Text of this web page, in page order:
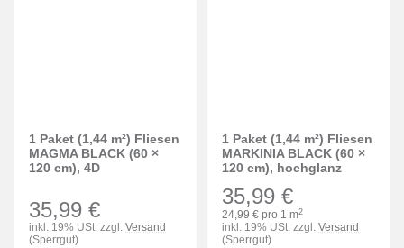
1 Paket (1,44 m²) Fliesen
MAGMA BLACK (60 ×
120 cm), 4D
35,99 €
inkl. 19% USt. zzgl. Versand
(Sperrgut)
1 Paket (1,44 m²) Fliesen
MARKINIA BLACK (60 ×
120 cm), hochglanz
35,99 €
24,99 € pro 1 m2
inkl. 19% USt. zzgl. Versand
(Sperrgut)